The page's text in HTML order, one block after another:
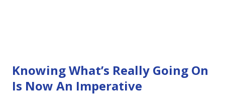
Knowing What’s Really Going On
Is Now An Imperative